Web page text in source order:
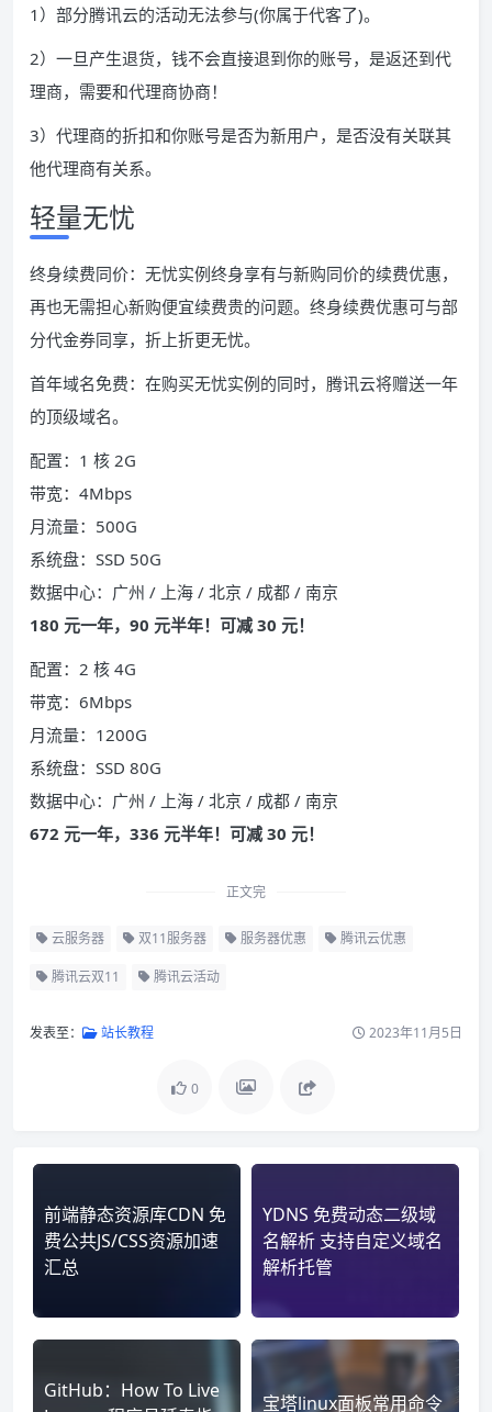
1）部分腾讯云的活动无法参与(你属于代客了)。
2）一旦产生退货，钱不会直接退到你的账号，是返还到代
理商，需要和代理商协商！
3）代理商的折扣和你账号是否为新用户，是否没有关联其
他代理商有关系。
轻量无忧
终身续费同价：无忧实例终身享有与新购同价的续费优惠，
再也无需担心新购便宜续费贵的问题。终身续费优惠可与部
分代金券同享，折上折更无忧。
首年域名免费：在购买无忧实例的同时，腾讯云将赠送一年
的顶级域名。
配置：1 核 2G
带宽：4Mbps
月流量：500G
系统盘：SSD 50G
数据中心：广州 / 上海 / 北京 / 成都 / 南京
180 元一年，90 元半年！可减 30 元！
配置：2 核 4G
带宽：6Mbps
月流量：1200G
系统盘：SSD 80G
数据中心：广州 / 上海 / 北京 / 成都 / 南京
672 元一年，336 元半年！可减 30 元！
正文完
云服务器 双11服务器 服务器优惠 腾讯云优惠
腾讯云双11 腾讯云活动
发表至： 站长教程 2023年11月5日
0
前端静态资源库CDN 免
费公共JS/CSS资源加速
汇总
YDNS 免费动态二级域
名解析 支持自定义域名
解析托管
GitHub：How To Live
宝塔linux面板常用命令